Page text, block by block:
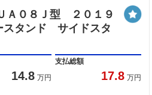
Ａ０８Ｊ型 ２０１９
タンド サイドスタ
14.8 万円
支払総額
17.8 万円